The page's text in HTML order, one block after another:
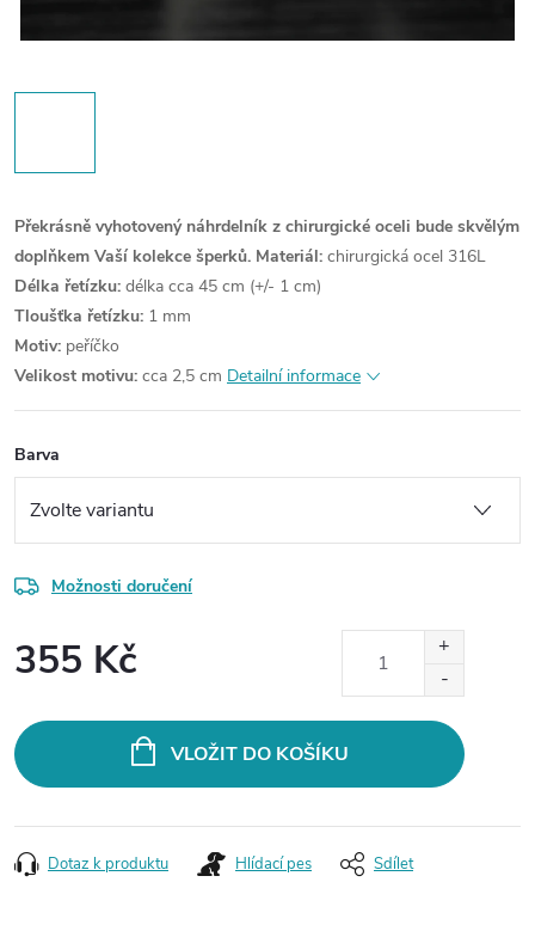
Překrásně vyhotovený náhrdelník z chirurgické oceli bude skvělým
doplňkem Vaší kolekce šperků. Materiál: chirurgická ocel 316L
Délka řetízku: délka cca 45 cm (+/- 1 cm)
Tloušťka řetízku: 1 mm
Motiv: peříčko
Velikost motivu: cca 2,5 cm Detailní informace
Barva
Možnosti doručení
355 Kč
VLOŽIT DO KOŠÍKU
Dotaz k produktu Hlídací pes Sdílet